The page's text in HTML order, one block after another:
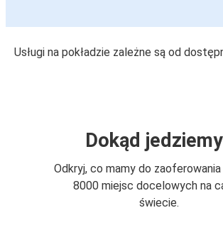
Usługi na pokładzie zależne są od
Dokąd
Odkryj, co mamy do
8000 miejsc docelowych na
świecie.